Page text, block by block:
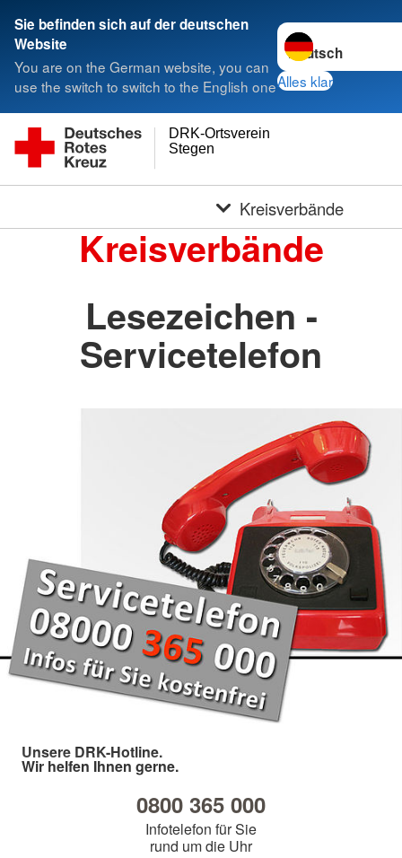
Sie befinden sich auf der deutschen
Website
You are on the German website, you can
use the switch to switch to the English one
Sprache wechseln
Alles klar
Stegen
DRK-Ortsverein
Kreisverbände
Kreisverbände
Lesezeichen -
Servicetelefon
Unsere DRK-Hotline.
Wir helfen Ihnen gerne.
0800 365 000
Infotelefon für Sie
rund um die Uhr